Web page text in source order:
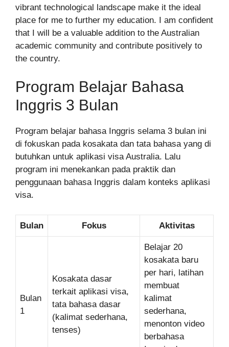
vibrant technological landscape make it the ideal
place for me to further my education. I am confident
that I will be a valuable addition to the Australian
academic community and contribute positively to
the country.
Program Belajar Bahasa
Inggris 3 Bulan
Program belajar bahasa Inggris selama 3 bulan ini
di fokuskan pada kosakata dan tata bahasa yang di
butuhkan untuk aplikasi visa Australia. Lalu
program ini menekankan pada praktik dan
penggunaan bahasa Inggris dalam konteks aplikasi
visa.
Bulan Fokus Aktivitas
Bulan
1
Kosakata dasar
terkait aplikasi visa,
tata bahasa dasar
(kalimat sederhana,
tenses)
Belajar 20
kosakata baru
per hari, latihan
membuat
kalimat
sederhana,
menonton video
berbahasa